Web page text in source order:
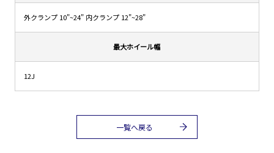
外クランプ 10"~24" 内クランプ 12"~28"
最大ホイール幅
12J
一覧へ戻る